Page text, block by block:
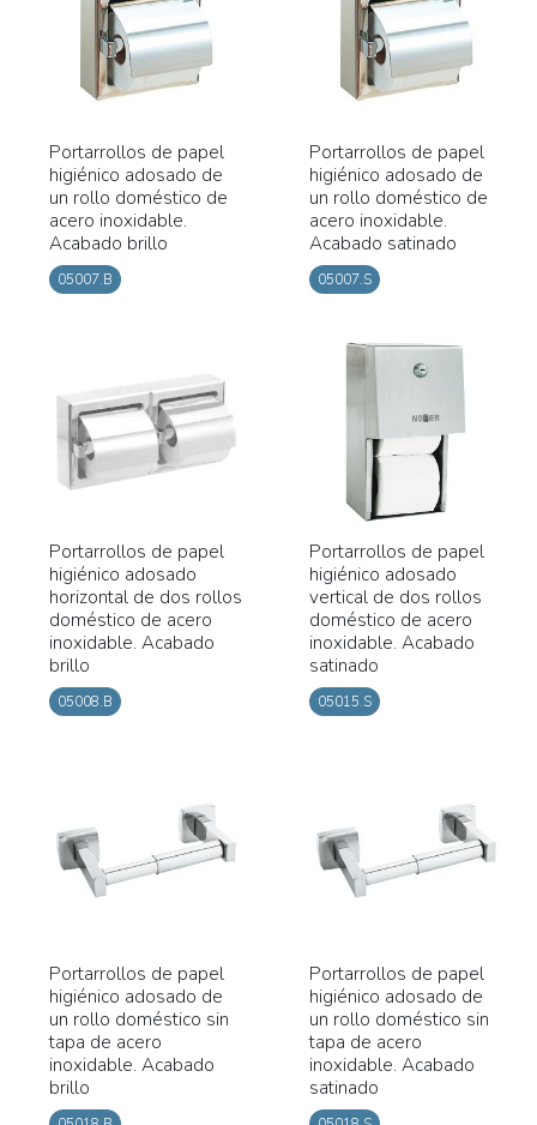
Portarrollos de papel
higiénico adosado de
un rollo doméstico de
acero inoxidable.
Acabado brillo
05007.B
Portarrollos de papel
higiénico adosado de
un rollo doméstico de
acero inoxidable.
Acabado satinado
05007.S
Portarrollos de papel
higiénico adosado
horizontal de dos rollos
doméstico de acero
inoxidable. Acabado
brillo
05008.B
Portarrollos de papel
higiénico adosado
vertical de dos rollos
doméstico de acero
inoxidable. Acabado
satinado
05015.S
Portarrollos de papel
higiénico adosado de
un rollo doméstico sin
tapa de acero
inoxidable. Acabado
brillo
Portarrollos de papel
higiénico adosado de
un rollo doméstico sin
tapa de acero
inoxidable. Acabado
satinado